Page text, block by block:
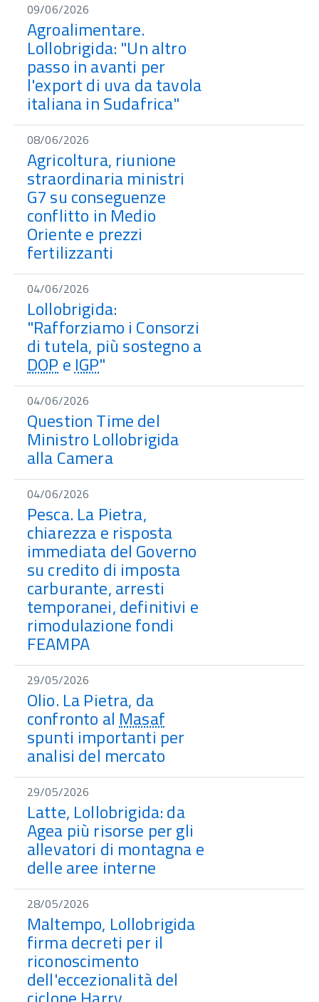
09/06/2026
Agroalimentare.
Lollobrigida: "Un altro
passo in avanti per
l'export di uva da tavola
italiana in Sudafrica"
08/06/2026
Agricoltura, riunione
straordinaria ministri
G7 su conseguenze
conflitto in Medio
Oriente e prezzi
fertilizzanti
04/06/2026
Lollobrigida:
"Rafforziamo i Consorzi
di tutela, più sostegno a
DOP e IGP"
04/06/2026
Question Time del
Ministro Lollobrigida
alla Camera
04/06/2026
Pesca. La Pietra,
chiarezza e risposta
immediata del Governo
su credito di imposta
carburante, arresti
temporanei, definitivi e
rimodulazione fondi
FEAMPA
29/05/2026
Olio. La Pietra, da
confronto al Masaf
spunti importanti per
analisi del mercato
29/05/2026
Latte, Lollobrigida: da
Agea più risorse per gli
allevatori di montagna e
delle aree interne
28/05/2026
Maltempo, Lollobrigida
firma decreti per il
riconoscimento
dell'eccezionalità del